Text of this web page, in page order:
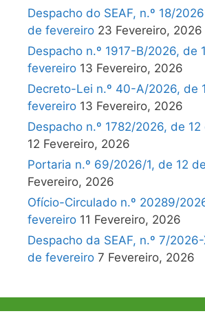
Despacho do SEAF, n.º 18/
de fevereiro 23 Fevereiro, 2026
Despacho n.º 1917-B/2026, de
fevereiro 13 Fevereiro, 2026
Decreto-Lei n.º 40-A/2026, de
fevereiro 13 Fevereiro, 2026
Despacho n.º 1782/2026, de
12 Fevereiro, 2026
Portaria n.º 69/2026/1, de 12
Fevereiro, 2026
Ofício-Circulado n.º 20289/
fevereiro 11 Fevereiro, 2026
Despacho da SEAF, n.º 7/
de fevereiro 7 Fevereiro, 2026